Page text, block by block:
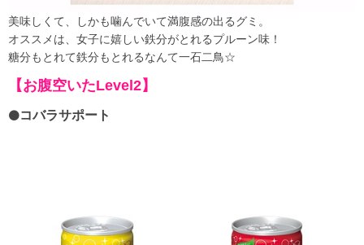
美味しくて、しかも噛んでいて満腹感の出るグミ。
オススメは、女子に嬉しい鉄分がとれるプルーン味！
糖分もとれて鉄分もとれるなんて一石二鳥☆
【お腹空いたLevel2】
⚫コバラサポート